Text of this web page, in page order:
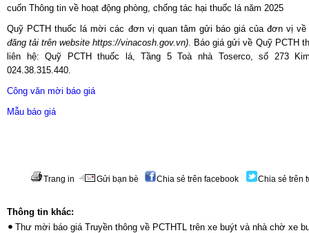
cuốn Thông tin về hoạt động phòng, chống tác hại thuốc lá năm 2025
Quỹ PCTH thuốc lá mời các đơn vị quan tâm gửi báo giá của đơn vị
đăng tải trên websitehttps://vinacosh.gov.vn) . Báo giá gửi về Quỹ PCTH
liên hệ: Quỹ PCTH thuốc lá, Tầng 5 Toà nhà Toserco, số 273
024.38.315.440.
Công văn mời báo giá
Mẫu báo giá
Trang in Gửi bạn bè Chia sẻ trên facebook Chia sẻ trên
Thông tin khác:
Thư mời báo giá Truyền thông về PCTHTL trên xe buýt và nhà chờ xe